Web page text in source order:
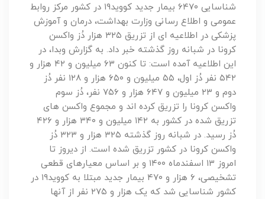
شناسایی ۶۴۷۰ بیمار جدید کووید۱۹ در کشور مرکز روابط
عمومی و اطلاع رسانی وزارت بهداشت، درمان و آموزش
پزشکی در اطلاعیه ای از تزریق ۳۲۵ هزار دُز واکسن
کرونا در شبانه روز گذشته خبر داد. به گزارش وبدا، در
این اطلاعیه آمده است: تا کنون ۶۳ میلیون و ۴۲ هزار و
۵۴۲ نفر دُز اول، ۵۵ میلیون و ۶۵۰ هزار و ۱۲۸ نفر دُز
دوم و ۲۳ میلیون و ۶۴۷ هزار و ۷۵۶ نفر، دُز سوم
واکسن کرونا را تزریق کرده اند و مجموع واکسن های
تزریق شده در کشور به ۱۴۲ میلیون و ۳۴۰ هزار و ۴۲۶
دُز رسید. در شبانه روز گذشته ۳۲۵ هزار و ۳۲۳ دُز
واکسن کرونا در کشور تزریق شده است. از دیروز تا
امروز ۱۳ اسفندماه ۱۴۰۰ و بر اساس معیارهای قطعی
تشخیصی، ۶ هزار و ۴۷۰ بیمار جدید مبتلا به کووید۱۹ در
کشور شناسایی شد که یک هزار و ۲۷۵ نفر از آنها